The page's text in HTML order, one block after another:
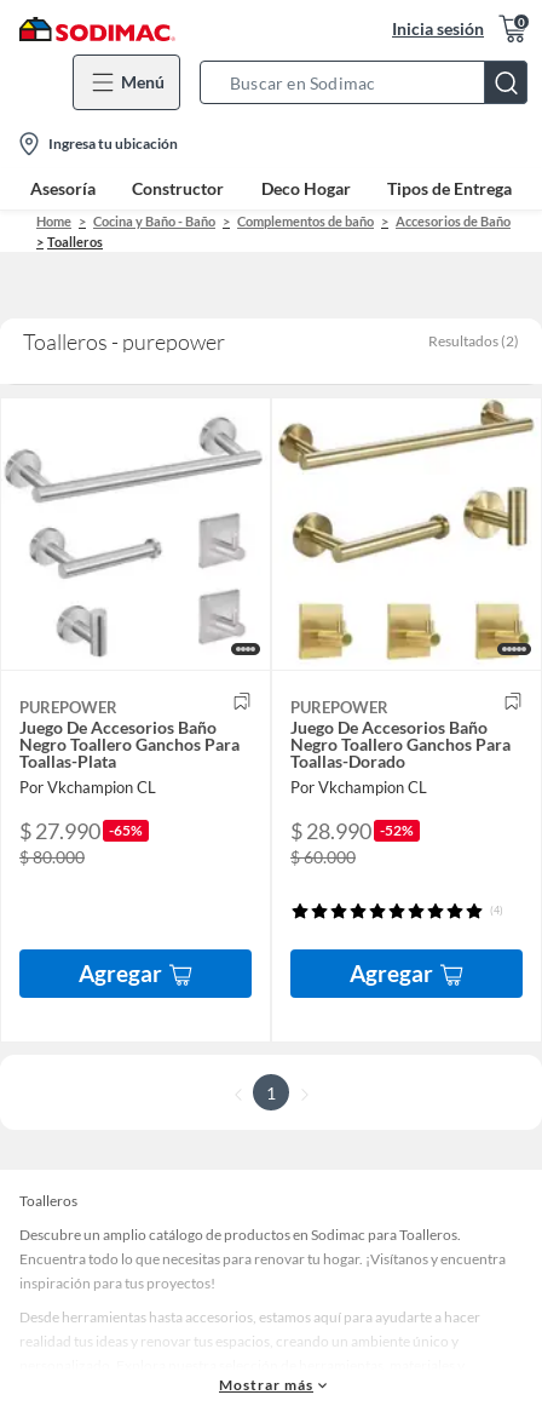
Inicia sesión 0
Menú
Bar
location-
icon
Ingresa tu ubicación
Asesoría Constructor Deco Hogar Tipos de Entrega
Home Cocina y Baño - Baño Complementos de baño
Accesorios de Baño
Toalleros
Toalleros - purepower Resultados (2)
PUREPOWER
Juego De Accesorios Baño
Negro Toallero Ganchos Para
Toallas-Plata
Por Vkchampion CL
$ 27.990 -65%
$ 80.000
Agregar
PUREPOWER
Juego De Accesorios Baño
Negro Toallero Ganchos Para
Toallas-Dorado
Por Vkchampion CL
$ 28.990 -52%
$ 60.000
(4)
Agregar
1
Toalleros
Descubre un amplio catálogo de productos en Sodimac para Toalleros.
Encuentra todo lo que necesitas para renovar tu hogar. ¡Visítanos y encuentra
inspiración para tus proyectos!
Desde herramientas hasta accesorios, estamos aquí para ayudarte a hacer
realidad tus ideas y renovar tus espacios, creando un ambiente único y
accesorios de calidad que te ayudarán a crear un espacio más tú.
Mostrar más